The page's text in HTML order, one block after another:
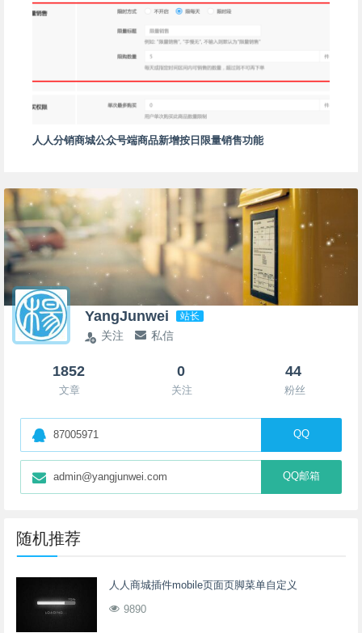
人人分销商城公众号端商品新增按日限量销售功能
YangJunwei 站长
关注 私信
1852
文章
0
关注
44
粉丝
87005971 QQ
admin@yangjunwei.com QQ邮箱
随机推荐
人人商城插件mobile页面页脚菜单自定义
9890